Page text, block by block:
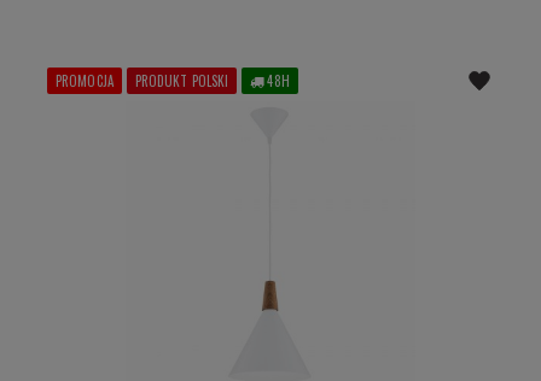
PROMOCJA PRODUKT POLSKI 48H